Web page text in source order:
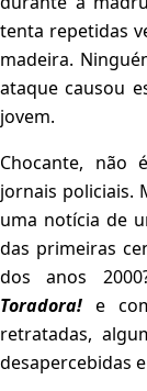
tenta repetidas
madeira.
ataque causou
jovem.
Chocante, não
jornais policiais.
uma notícia de
das primeiras
dos anos
Toradora! e
retratadas,
desapercebidas